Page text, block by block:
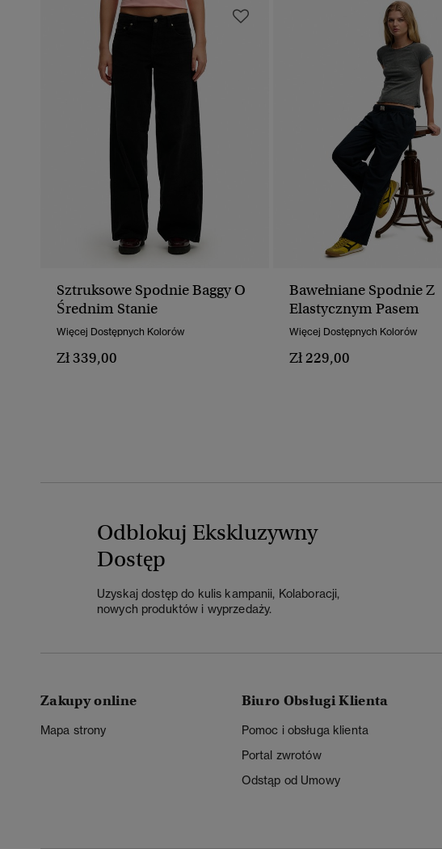
Sztruksowe Spodnie Baggy O
Średnim Stanie
Więcej Dostępnych Kolorów
Zł 339,00
Bawełniane Spodnie Z
Elastycznym Pasem
Więcej Dostępnych Kolorów
Zł 229,00
Odblokuj Ekskluzywny
Dostęp
Uzyskaj dostęp do kulis kampanii, Kolaboracji,
nowych produktów i wyprzedaży.
Zakupy online
Mapa strony
Biuro Obsługi Klienta
Pomoc i obsługa klienta
Portal zwrotów
Odstąp od Umowy